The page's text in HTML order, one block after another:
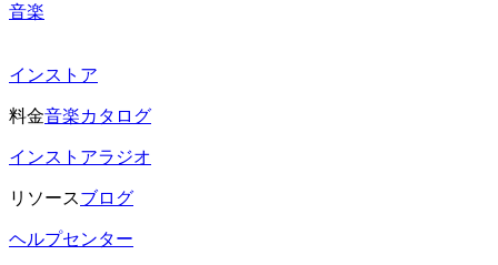
音楽
インストア
料金音楽カタログ
インストアラジオ
リソースブログ
ヘルプセンター